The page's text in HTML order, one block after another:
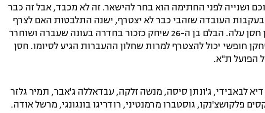
ושנייה לפני החתימה הוא בחר להישאר. זה לא מכבד, אבל זה כבר
העובדה שזהבי כבר לא יצטרף, ישנה התלבטות האם לצרף
שחקן הגנה נוסף ושמו של ירין חסן עלה. הבלם בן ה-26 שיחק כזכור בחדרה בעונה שעברה ושוחרר
חופשי יכול להצטרף למרות שחלון ההעברות הגיע לסיומו. חסן
הפועל ת"א.
דיא לבאבידי, ג'ונתן סיסה, מנשה זלקה, עבדאללה ג'אבר, תמיר גלזר
פלקושצ'נקו, גוסטברו מרמנטיני, רודריגו בונגונגי, מרשל אודה.